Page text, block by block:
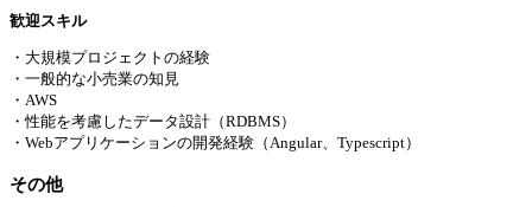
歓迎スキル
・大規模プロジェクトの経験
・一般的な小売業の知見
・AWS
・性能を考慮したデータ設計（RDBMS）
・Webアプリケーションの開発経験（Angular、Typescript）
その他